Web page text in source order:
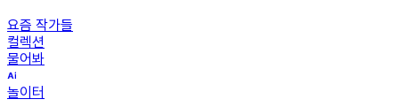
요즘 작가들
컬렉션
물어봐
놀이터